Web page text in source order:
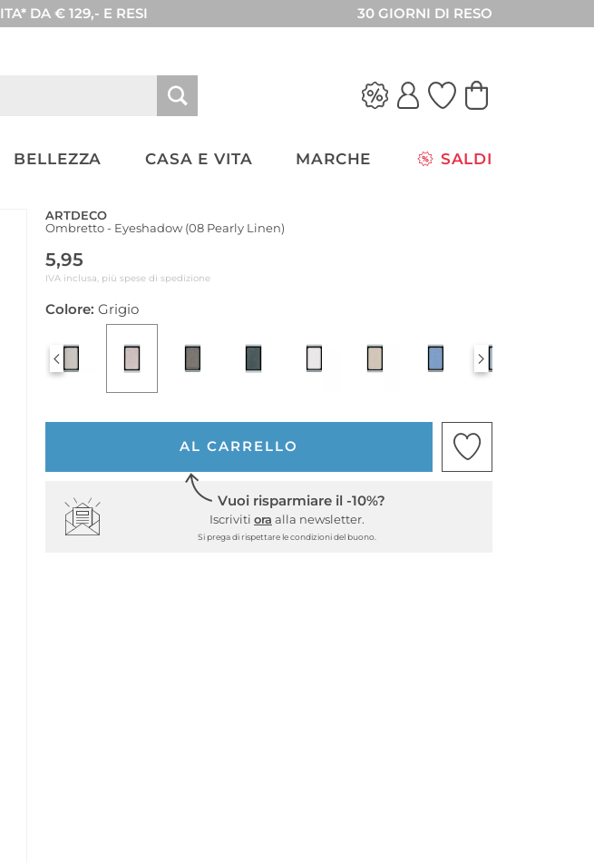
DA € 129,- E RESI 30 GIORNI DI RESO
BELLEZZA CASA E VITA MARCHE SALDI
ARTDECO
Ombretto - Eyeshadow (08 Pearly Linen)
5,95
IVA inclusa, più spese di spedizione
Colore: Grigio
AL CARRELLO
Vuoi risparmiare il -10%?
Iscriviti ora alla newsletter.
Si prega di rispettare le condizioni del buono.